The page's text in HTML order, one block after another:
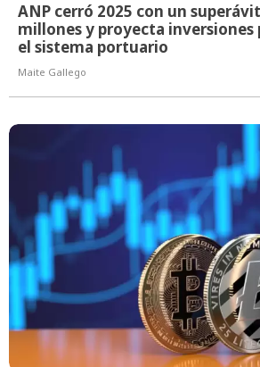
ANP cerró 2025 con un
millones y proyecta
el sistema portuario
Maite Gallego